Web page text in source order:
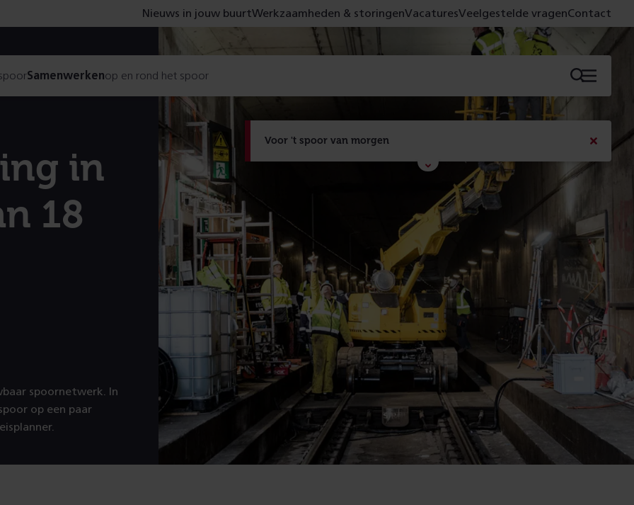
Voor 't spoor van morgen
Met de campagne 'Voor 't spoor naar morgen' laten
we zien wat er vandaag gebeurt en wat dat -
figuurlijk gezien - morgen oplevert.
Lees meer
Nieuws in jouw buurtWerkzaamheden & storingenVacaturesVeelgestelde vragenContact
Samenwerkenop en rond het spoor Menu
in
18
spoornetwerk. In
op een paar